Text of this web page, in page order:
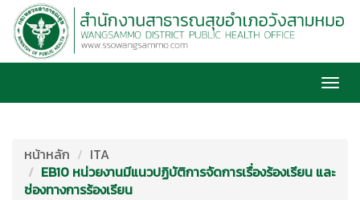
หน้าหลัก
ITA
EB10 หน่วยงานมีแนวปฏิบัติการจัดการเรื่องร้องเรียน และ
ช่องทางการร้องเรียน